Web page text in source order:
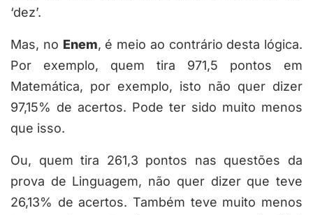
‘dez’.
Mas, no Enem, é meio ao contrário desta lógica.
Por exemplo, quem tira 971,5 pontos em
Matemática, por exemplo, isto não quer dizer
97,15% de acertos. Pode ter sido muito menos
que isso.
Ou, quem tira 261,3 pontos nas questões da
prova de Linguagem, não quer dizer que teve
26,13% de acertos. Também teve muito menos